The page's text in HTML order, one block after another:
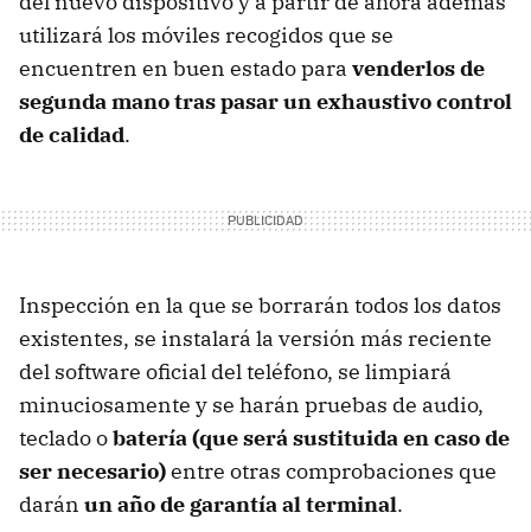
utilizará los móviles recogidos que se
encuentren en buen estado para venderlos de
segunda mano tras pasar un exhaustivo control
de calidad.
Inspección en la que se borrarán todos los datos
existentes, se instalará la versión más reciente
del software oficial del teléfono, se limpiará
minuciosamente y se harán pruebas de audio,
teclado obatería (que será sustituida en caso de
ser necesario)entre otras comprobaciones que
darán un año de garantía al terminal.